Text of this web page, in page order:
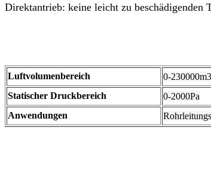
Direktantrieb: keine leicht zu beschädigenden
Luftvolumenbereich
0-
Statischer Druckbereich
0-2000Pa
Anwendungen